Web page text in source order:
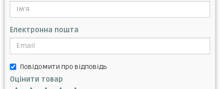
Електронна пошта
Повідомити про відповідь
Оцінити товар